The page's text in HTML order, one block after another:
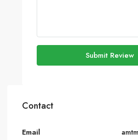
Submit Review
Contact
Email